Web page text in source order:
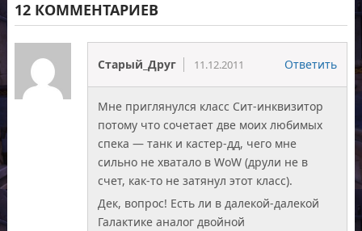
12 КОММЕНТАРИЕВ
Старый_Друг 11.12.2011 Ответить
Мне приглянулся класс Сит-инквизитор
потому что сочетает две моих любимых
спека — танк и кастер-дд, чего мне
сильно не хватало в WoW (друли не в
счет, как-то не затянул этот класс).
Дек, вопрос! Есть ли в далекой-далекой
Галактике аналог двойной